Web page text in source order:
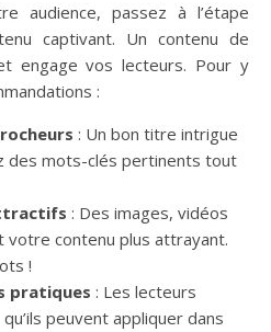
audience, passez à l’étape
captivant. Un contenu de
engage vos lecteurs. Pour y
:
: Un bon titre intrigue
des mots-clés pertinents tout
: Des images, vidéos
votre contenu plus attrayant.
!
pratiques : Les lecteurs
peuvent appliquer dans